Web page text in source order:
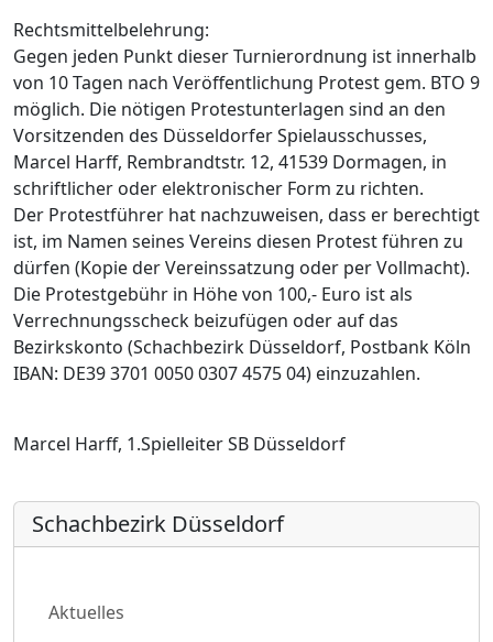
Rechtsmittelbelehrung:
Gegen jeden Punkt dieser Turnierordnung ist innerhalb
von 10 Tagen nach Veröffentlichung Protest gem. BTO 9
möglich. Die nötigen Protestunterlagen sind an den
Vorsitzenden des Düsseldorfer Spielausschusses,
Marcel Harff, Rembrandtstr. 12, 41539 Dormagen, in
schriftlicher oder elektronischer Form zu richten.
Der Protestführer hat nachzuweisen, dass er berechtigt
ist, im Namen seines Vereins diesen Protest führen zu
dürfen (Kopie der Vereinssatzung oder per Vollmacht).
Die Protestgebühr in Höhe von 100,- Euro ist als
Verrechnungsscheck beizufügen oder auf das
Bezirkskonto (Schachbezirk Düsseldorf, Postbank Köln
IBAN: DE39 3701 0050 0307 4575 04) einzuzahlen.
Marcel Harff, 1.Spielleiter SB Düsseldorf
Schachbezirk Düsseldorf
Aktuelles